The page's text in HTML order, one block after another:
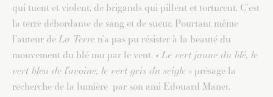
qui tuent et violent, de brigands qui pillent et torturent. C’est
la terre débordante de sang et de sueur. Pourtant même
l’auteur de La Terre n’a pas pu résister à la beauté du
mouvement du blé mu par le vent. « Le vert jaune du blé, le
vert bleu de l’avoine, le vert gris du seigle » présage la
recherche de la lumière par son ami Edouard Manet.